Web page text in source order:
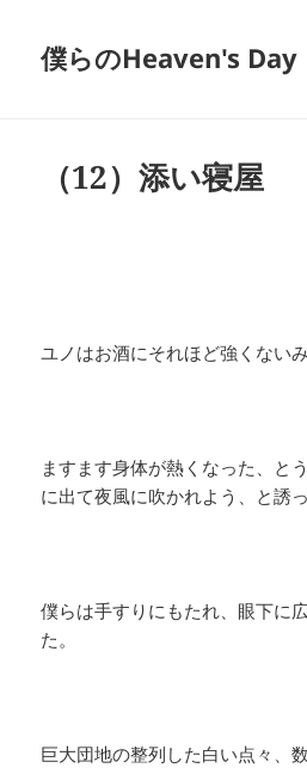
僕らのHeaven's Day
（12）添い寝屋
ユノはお酒にそれほど強くない
ますます身体が熱くなった、と
に出て夜風に吹かれよう、と誘っ
僕らは手すりにもたれ、眼下に
た。
巨大団地の整列した白い点々、